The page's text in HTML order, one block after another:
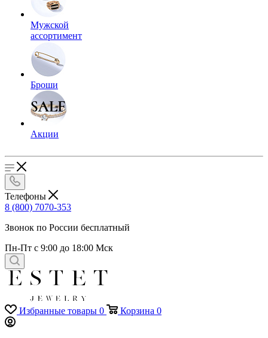
Мужской
ассортимент
Броши
Акции
Телефоны
8 (800) 7070-353
Звонок по России бесплатный
Пн-Пт с 9:00 до 18:00 Мск
Избранные товары 0 Корзина 0